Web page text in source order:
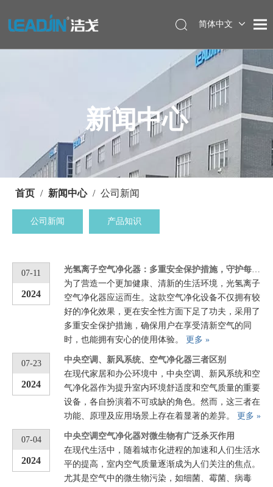
简体中文
新闻中心
首页 / 新闻中心 / 公司新闻
公司新闻 产品知识
07-11
2024
光氢离子空气净化器：多重安全保护措施，守护每一次呼吸
为了营造一个更加健康、清新的生活环境，光氢离子
空气净化器应运而生。这款空气净化设备不仅拥有较
好的净化效果，更在安全性方面下足了功夫，采用了
多重安全保护措施，确保用户在享受清新空气的同
时，也能拥有安心的使用体验。 更多 »
07-23
2024
中央空调、新风系统、空气净化器三者区别
在现代家居和办公环境中，中央空调、新风系统和空
气净化器作为提升室内环境舒适度和空气质量的重要
设备，各自扮演着不可或缺的角色。然而，这三者在
功能、原理及应用场景上存在着显著的差异。 更多 »
07-04
2024
中央空调空气净化器对微生物有广泛杀灭作用
在现代生活中，随着城市化进程的加速和人们生活水
平的提高，室内空气质量逐渐成为人们关注的焦点。
尤其是空气中的微生物污染，如细菌、霉菌、病毒